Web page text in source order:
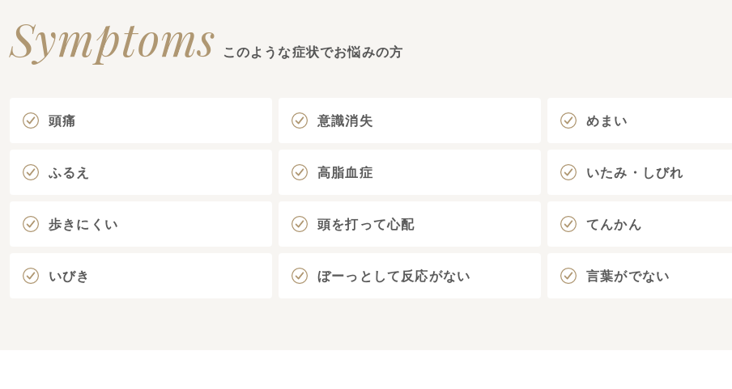
Symptoms このような症状でお悩みの方
頭痛 意識消失 めまい
ふるえ 高脂血症 いたみ・しびれ
歩きにくい 頭を打って心配 てんかん
いびき ぼーっとして反応がない 言葉がでない